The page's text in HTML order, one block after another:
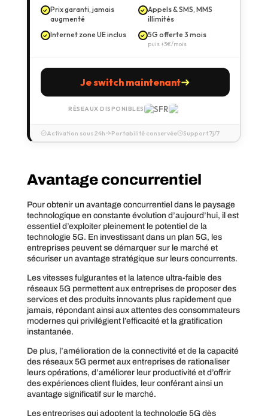
Prix garanti, jamais
augmenté
Appels & SMS, MMS
illimités
Internet zone UE inclus
5G offerte 3 mois
puis +3€/mois
Je switch maintenant
RÉSEAUX DISPONIBLES
Activation sous 24h Portabilité conservée Support 7j/7
Avantage concurrentiel
Pour obtenir un avantage concurrentiel dans le paysage
technologique en constante évolution d’aujourd’hui, il est
essentiel d’exploiter pleinement le potentiel de la
technologie 5G. En investissant dans un plan 5G, les
entreprises peuvent se démarquer sur le marché et
sécuriser un avantage stratégique sur leurs concurrents.
Les vitesses fulgurantes et la latence ultra-faible des
réseaux 5G permettent aux entreprises de proposer des
services et des produits innovants plus rapidement que
jamais, répondant ainsi aux attentes des consommateurs
modernes qui privilégient l’efficacité et la gratification
instantanée.
De plus, l’amélioration de la connectivité et de la capacité
des réseaux 5G permet aux entreprises de rationaliser
leurs opérations, d’améliorer leur productivité et d’offrir
des expériences client fluides, leur conférant ainsi un
avantage significatif sur le marché.
Les entreprises qui adoptent la technologie 5G dès